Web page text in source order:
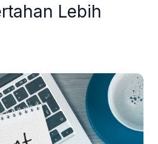
Lebih